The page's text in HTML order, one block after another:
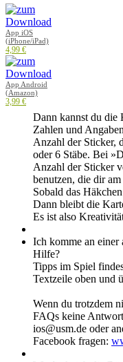
App iOS
(iPhone/iPad)
4,99 €
App Android
(Amazon)
3,99 €
Dann kannst du die
Zahlen und
Anzahl der Sticker,
oder 6 Stäbe. Bei
Anzahl der Sticker
benutzen, die dir
Sobald das
Dann bleibt die
Es ist also
Ich komme an einer
Hilfe?
Tipps im Spiel
Textzeile oben und
Wenn du trotzdem
FAQs keine
ios@usm.de oder
Facebook fragen: